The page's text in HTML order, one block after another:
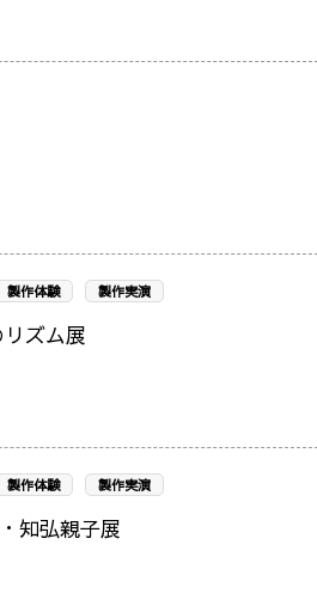
製作体験 製作実演
ズム展
製作体験 製作実演
知弘親子展